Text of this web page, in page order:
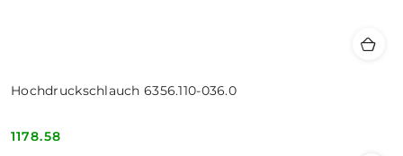
Hochdruckschlauch 6356.110-036.0
Cena:
1178.58